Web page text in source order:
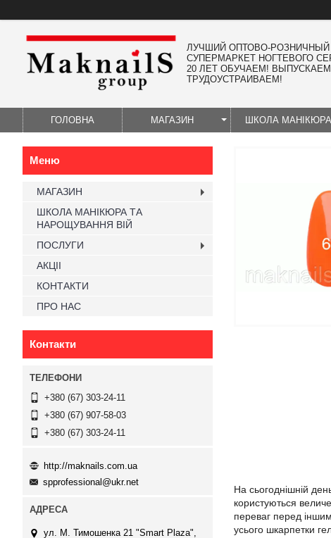
ЛУЧШИЙ ОПТОВО-РОЗНИЧНЫЙ
СУПЕРМАРКЕТ НОГТЕВОГО
20 ЛЕТ ОБУЧАЕМ!
ТРУДОУСТРАИВАЕМ!
ГОЛОВНА МАГАЗИН ШКОЛА
На сьогоднішній
користуються
переваг перед
усього шкарпетки
МАГАЗИН
ШКОЛА МАНІКЮРА ТА
НАРОЩУВАННЯ ВІЙ
ПОСЛУГИ
АКЦІІ
КОНТАКТИ
ПРО НАС
Контакти
+380 (67) 303-24-11
+380 (67) 907-58-03
+380 (67) 303-24-11
http://maknails.com.ua
spprofessional@ukr.net
ул. М. Тимошенка 21 "Smart Plaza",